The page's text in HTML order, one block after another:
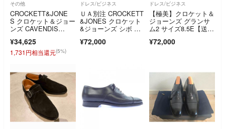
その他
CROCKETT&JONE
S クロケット＆ジョー
ンズ CAVENDIS
ー ブラック 5 1/2
¥34,625
1,731円相当還元(5%)
ドレス/ビジネス
ＵＡ別注 CROCKETT
&JONES クロケット
&ジョーンズ シボ ロ
¥72,000
ドレス/ビジネス
【極美】クロケット＆
ジョーンズ グランサ
ム2 サイズ8.5E【送料
¥72,000